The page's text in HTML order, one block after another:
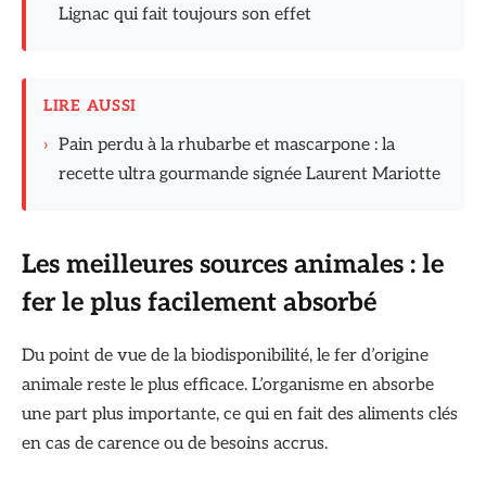
Lignac qui fait toujours son effet
LIRE AUSSI
› Pain perdu à la rhubarbe et mascarpone : la
recette ultra gourmande signée Laurent Mariotte
Les meilleures sources animales : le
fer le plus facilement absorbé
Du point de vue de la biodisponibilité, le fer d’origine
animale reste le plus efficace. L’organisme en absorbe
une part plus importante, ce qui en fait des aliments clés
en cas de carence ou de besoins accrus.